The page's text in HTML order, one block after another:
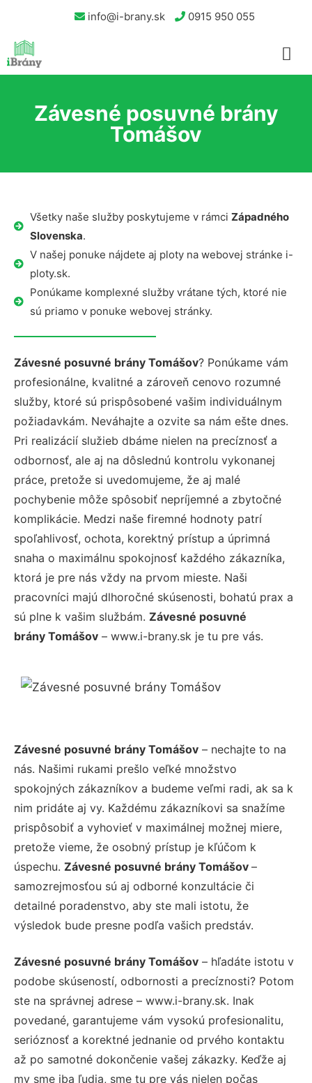
info@i-brany.sk 0915 950 055
Závesné posuvné brány
Tomášov
Všetky naše služby poskytujeme v rámci Západného
Slovenska.
V našej ponuke nájdete aj ploty na webovej stránke i-
ploty.sk.
Ponúkame komplexné služby vrátane tých, ktoré nie
sú priamo v ponuke webovej stránky.
Závesné posuvné brány Tomášov? Ponúkame vám
profesionálne, kvalitné a zároveň cenovo rozumné
služby, ktoré sú prispôsobené vašim individuálnym
požiadavkám. Neváhajte a ozvite sa nám ešte dnes.
Pri realizácií služieb dbáme nielen na precíznosť a
odbornosť, ale aj na dôslednú kontrolu vykonanej
práce, pretože si uvedomujeme, že aj malé
pochybenie môže spôsobiť nepríjemné a zbytočné
komplikácie. Medzi naše firemné hodnoty patrí
spoľahlivosť, ochota, korektný prístup a úprimná
snaha o maximálnu spokojnosť každého zákazníka,
ktorá je pre nás vždy na prvom mieste. Naši
pracovníci majú dlhoročné skúsenosti, bohatú prax a
sú plne k vašim službám. Závesné posuvné
brány Tomášov – www.i-brany.sk je tu pre vás.
Závesné posuvné brány Tomášov – nechajte to na
nás. Našimi rukami prešlo veľké množstvo
spokojných zákazníkov a budeme veľmi radi, ak sa k
nim pridáte aj vy. Každému zákazníkovi sa snažíme
prispôsobiť a vyhovieť v maximálnej možnej miere,
pretože vieme, že osobný prístup je kľúčom k
úspechu. Závesné posuvné brány Tomášov –
samozrejmosťou sú aj odborné konzultácie či
detailné poradenstvo, aby ste mali istotu, že
výsledok bude presne podľa vašich predstáv.
Závesné posuvné brány Tomášov – hľadáte istotu v
podobe skúseností, odbornosti a precíznosti? Potom
ste na správnej adrese – www.i-brany.sk. Inak
povedané, garantujeme vám vysokú profesionalitu,
serióznosť a korektné jednanie od prvého kontaktu
až po samotné dokončenie vašej zákazky. Keďže aj
my sme iba ľudia, sme tu pre vás nielen počas